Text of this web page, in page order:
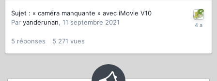
Sujet : « caméra manquante » avec iMovie V10
Par yanderunan, 11 septembre 2021
5 réponses 5 271 vues